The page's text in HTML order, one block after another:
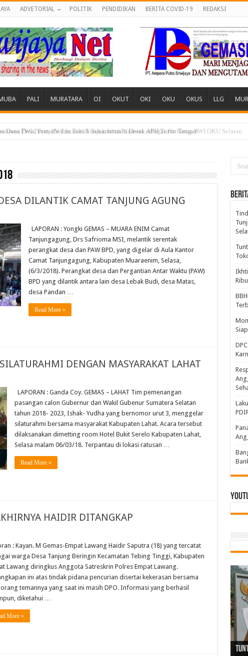
ADVETORIAL POLITIK PENDIDIKAN BERITA COVID-19 REDAKSI
PALI MURATARA OI OKUT OKI OKU OKUS LLG
Dana Desa, Pemuda dan Tokoh Sukamerindu Desak APH Turun Tangan
DILANTIK CAMAT TANJUNG AGUNG
LAPORAN : Yongki GEMAS – MUARA ENIM Camat
Tanjungagung, Drs Safrioma MSI, melantik serentak
perangkat desa dan PAW BPD, yang digelar di Aula Kantor
Camat Tanjungagung, Kabupaten Muaraenim, Selasa,
(6/3/2018). Perangkat desa dan Pergantian Antar Waktu (PAW)
BPD yang dilantik antara lain desa Lebak Budi, desa Matas,
desa Pandan …
Read More »
DENGAN MASYARAKAT LAHAT
LAPORAN : Ganda Coy. GEMAS – LAHAT Tim pemenangan
pasangan calon Gubernur dan Wakil Gubenur Sumatera Selatan
tahun 2018- 2023, Ishak- Yudha yang bernomor urut 3, menggelar
silaturahmi bersama masyarakat Kabupaten Lahat. Acara tersebut
dilaksanakan dimetting room Hotel Bukit Serelo Kabupaten Lahat,
Selasa malam 06/03/18. Terpantau di lokasi ratusan …
Read More »
HAIDIR DITANGKAP
: Kayan. M Gemas-Empat Lawang Haidir Saputra (18) yang tercatat
warga Desa Tanjung Beringin Kecamatan Tebing Tinggi, Kabupaten
Lawang diringkus Anggota Satreskrin Polres Empat Lawang.
ini atas tindak pidana pencurian disertai kekerasan bersama
temannya yang saat ini masih DPO. Informasi yang berhasil
diketahui …
More »